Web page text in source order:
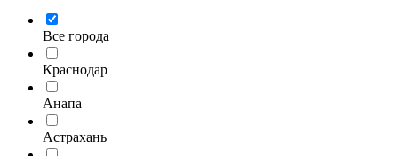
Все города
Краснодар
Анапа
Астрахань